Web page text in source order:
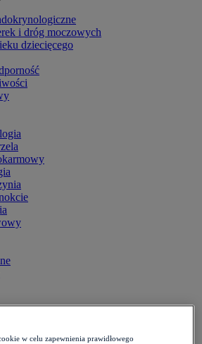
i dróg moczowych
dziecięcego
w celu zapewnienia prawidłowego